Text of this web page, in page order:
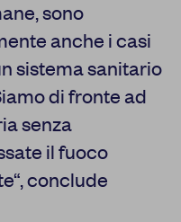
sono
anche i casi
sistema sanitario
di fronte ad
senza
il fuoco
conclude